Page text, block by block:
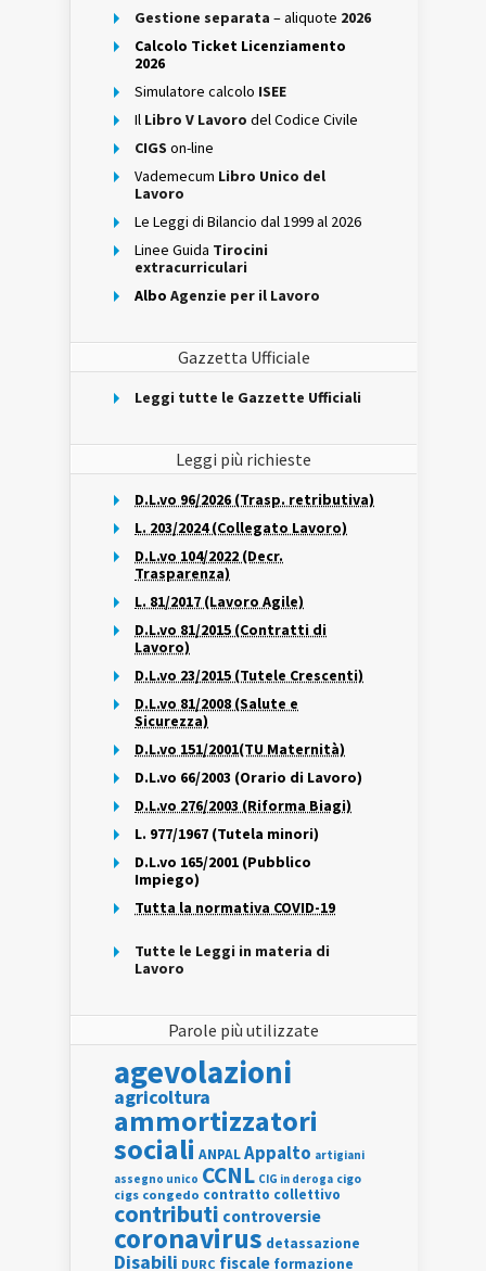
Gestione separata – aliquote 2026
Calcolo Ticket Licenziamento
2026
Simulatore calcolo ISEE
Il Libro V Lavoro del Codice Civile
CIGS on-line
Vademecum Libro Unico del
Lavoro
Le Leggi di Bilancio dal 1999 al 2026
Linee Guida Tirocini
extracurriculari
Albo Agenzie per il Lavoro
Gazzetta Ufficiale
Leggi tutte le Gazzette Ufficiali
Leggi più richieste
D.L.vo 96/2026 (Trasp. retributiva)
L. 203/2024 (Collegato Lavoro)
D.L.vo 104/2022 (Decr.
Trasparenza)
L. 81/2017 (Lavoro Agile)
D.L.vo 81/2015 (Contratti di
Lavoro)
D.L.vo 23/2015 (Tutele Crescenti)
D.L.vo 81/2008 (Salute e
Sicurezza)
D.L.vo 151/2001(TU Maternità)
D.L.vo 66/2003 (Orario di Lavoro)
D.L.vo 276/2003 (Riforma Biagi)
L. 977/1967 (Tutela minori)
D.L.vo 165/2001 (Pubblico
Impiego)
Tutta la normativa COVID-19
Tutte le Leggi in materia di
Lavoro
Parole più utilizzate
agevolazioni
agricoltura
ammortizzatori
sociali ANPALAppalto artigiani
assegno unico CCNL CIG in deroga cigo
cigs congedo contratto collettivo
contributi controversie
coronavirus detassazione
Disabili DURC fiscale formazione